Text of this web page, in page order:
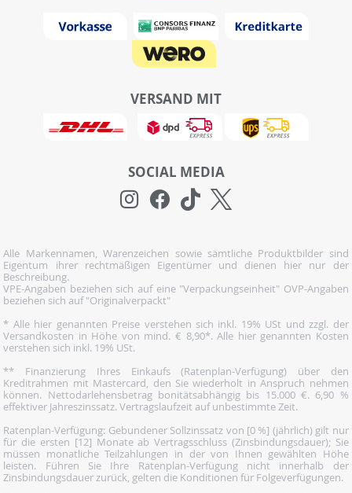
VERSAND MIT
SOCIAL MEDIA
Alle Markennamen, Warenzeichen sowie sämtliche Produktbilder sind
Eigentum ihrer rechtmäßigen Eigentümer und dienen hier nur der
Beschreibung.
VPE-Angaben beziehen sich auf eine "Verpackungseinheit" OVP-Angaben
beziehen sich auf "Originalverpackt"
* Alle hier genannten Preise verstehen sich inkl. 19% USt und zzgl. der
Versandkosten in Höhe von mind. € 8,90*. Alle hier genannten Kosten
verstehen sich inkl. 19% USt.
** Finanzierung Ihres Einkaufs (Ratenplan-Verfügung) über den
Kreditrahmen mit Mastercard, den Sie wiederholt in Anspruch nehmen
können. Nettodarlehensbetrag bonitätsabhängig bis 15.000 €. 6,90 %
effektiver Jahreszinssatz. Vertragslaufzeit auf unbestimmte Zeit.
Ratenplan-Verfügung: Gebundener Sollzinssatz von [0 %] (jährlich) gilt nur
für die ersten [12] Monate ab Vertragsschluss (Zinsbindungsdauer); Sie
müssen monatliche Teilzahlungen in der von Ihnen gewählten Höhe
leisten. Führen Sie Ihre Ratenplan-Verfügung nicht innerhalb der
Zinsbindungsdauer zurück, gelten die Konditionen für Folgeverfügungen.